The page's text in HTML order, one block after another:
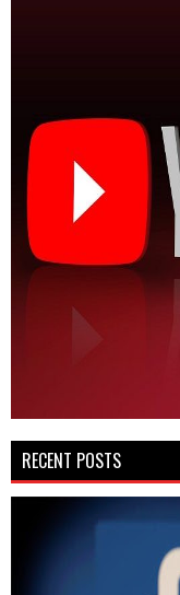
RECENT POSTS